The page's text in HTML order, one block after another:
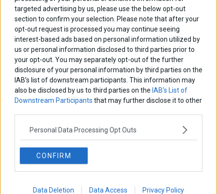
targeted advertising by us, please use the below opt-out
section to confirm your selection. Please note that after your
opt-out request is processed you may continue seeing
interest-based ads based on personal information utilized by
us or personal information disclosed to third parties prior to
your opt-out. You may separately opt-out of the further
disclosure of your personal information by third parties on the
IAB’s list of downstream participants. This information may
also be disclosed by us to third parties on the IAB’s List of
Downstream Participants that may further disclose it to other
Personal Data Processing Opt Outs
CONFIRM
Data Deletion Data Access Privacy Policy
Οι «τιμωροί» των ομολόγων επέστρεψαν
Εύη Φραγκάκη
Η αληθινή παιδεία ξεκινά από την ψυχή…
Σταματίνα Σταματάκου
Η βία κατά των ζώων δεν αντέχει βολικές ερμηνείες
Δημήτρης Καμπουράκης
Νικόλαος Φουρτζής
μοντέλο επιχειρηματικότητας